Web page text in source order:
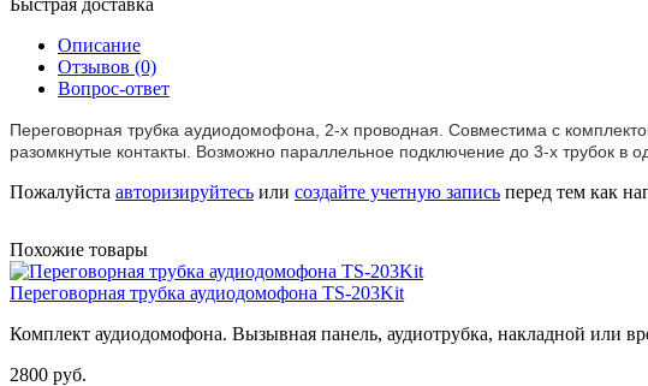
Описание
Отзывов (0)
Вопрос-ответ
Переговорная трубка аудиодомофона, 2-х проводная. Совместима с
разомкнутые контакты. Возможно параллельное подключение до 3-х трубок в
Пожалуйста авторизируйтесь или создайте учетную запись перед тем как
Похожие товары
Переговорная трубка аудиодомофона TS-203Kit
Комплект аудиодомофона. Вызывная панель, аудиотрубка, накладной или
2800 руб.